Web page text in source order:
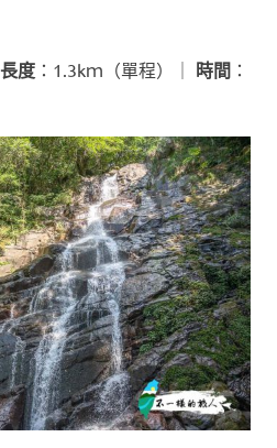
長度 ：1.3kｍ（單程）｜ 時間 ：